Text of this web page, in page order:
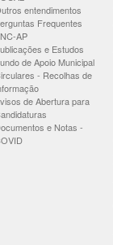
entendimentos
Frequentes
AP
e Estudos
de Apoio Municipal
- Recolhas de
de Abertura para
e Notas -